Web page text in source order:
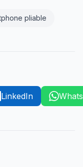
pliable
LinkedIn